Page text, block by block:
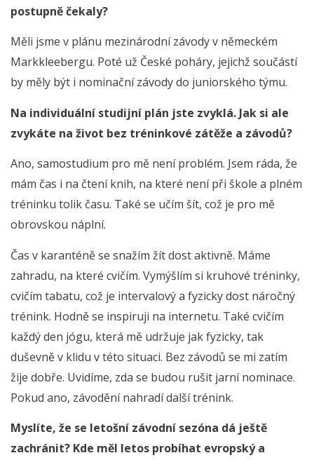
postupně čekaly?
Měli jsme v plánu mezinárodní závody v německém
Markkleebergu. Poté už České poháry, jejichž součástí
by měly být i nominační závody do juniorského týmu.
Na individuální studijní plán jste zvyklá. Jak si ale
zvykáte na život bez tréninkové zátěže a závodů?
Ano, samostudium pro mě není problém. Jsem ráda, že
mám čas i na čtení knih, na které není při škole a plném
tréninku tolik času. Také se učím šít, což je pro mě
obrovskou náplní.
Čas v karanténě se snažím žít dost aktivně. Máme
zahradu, na které cvičím. Vymýšlím si kruhové tréninky,
cvičím tabatu, což je intervalový a fyzicky dost náročný
trénink. Hodně se inspiruji na internetu. Také cvičím
každý den jógu, která mě udržuje jak fyzicky, tak
duševně v klidu v této situaci. Bez závodů se mi zatím
žije dobře. Uvidíme, zda se budou rušit jarní nominace.
Pokud ano, závodění nahradí další trénink.
Myslíte, že se letošní závodní sezóna dá ještě
zachránit? Kde měl letos probíhat evropský a